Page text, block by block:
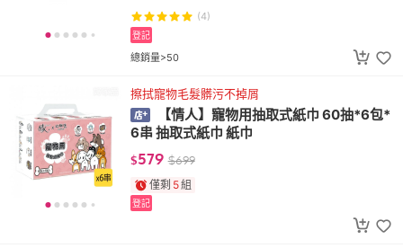
(4)
總銷量>50
登記
擦拭寵物毛髮髒污不掉屑
【情人】寵物用抽取式紙巾 60抽*6包*
6串 抽取式紙巾 紙巾
$579 $699
僅剩 5組
登記